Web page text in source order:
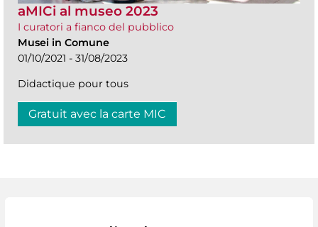
aMICi al museo 2023
I curatori a fianco del pubblico
Musei in Comune
01/10/2021 - 31/08/2023
Didactique pour tous
Gratuit avec la carte MIC